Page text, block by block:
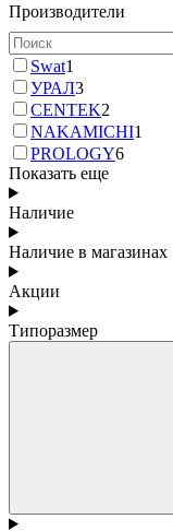
Производители
Swat1
УРАЛ3
CENTEK2
NAKAMICHI1
PROLOGY6
Показать еще
Наличие
Наличие в магазинах
Акции
Типоразмер